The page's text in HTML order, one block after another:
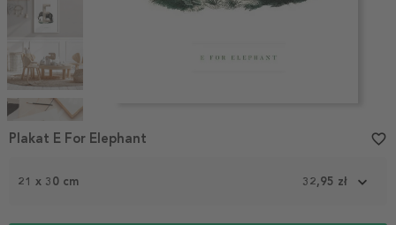
1
21 x 30 cm 32,95 zł
Plakat E For Elephant favorite_border